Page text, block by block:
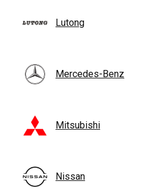
Lutong
Mercedes-Benz
Mitsubishi
Nissan